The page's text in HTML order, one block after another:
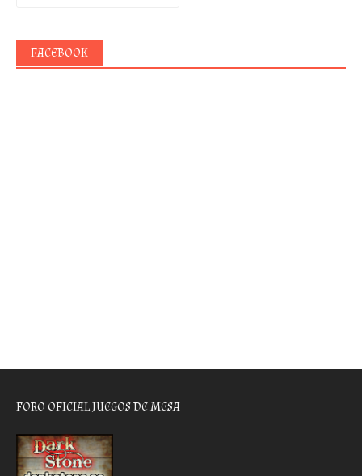
FACEBOOK
FORO OFICIAL JUEGOS DE MESA